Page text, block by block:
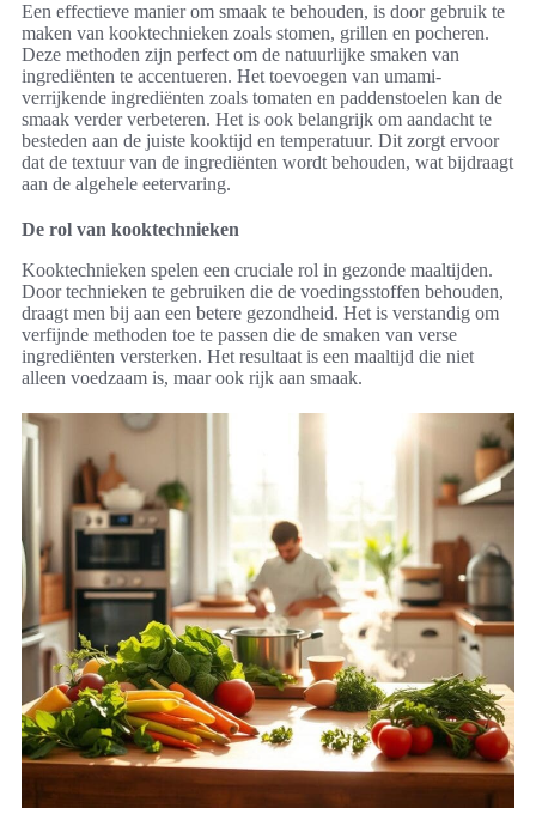
Een effectieve manier om smaak te behouden, is door gebruik te
maken van kooktechnieken zoals stomen, grillen en pocheren.
Deze methoden zijn perfect om de natuurlijke smaken van
ingrediënten te accentueren. Het toevoegen van umami-
verrijkende ingrediënten zoals tomaten en paddenstoelen kan de
smaak verder verbeteren. Het is ook belangrijk om aandacht te
besteden aan de juiste kooktijd en temperatuur. Dit zorgt ervoor
dat de textuur van de ingrediënten wordt behouden, wat bijdraagt
aan de algehele eetervaring.
De rol van kooktechnieken
Kooktechnieken spelen een cruciale rol in gezonde maaltijden.
Door technieken te gebruiken die de voedingsstoffen behouden,
draagt men bij aan een betere gezondheid. Het is verstandig om
verfijnde methoden toe te passen die de smaken van verse
ingrediënten versterken. Het resultaat is een maaltijd die niet
alleen voedzaam is, maar ook rijk aan smaak.